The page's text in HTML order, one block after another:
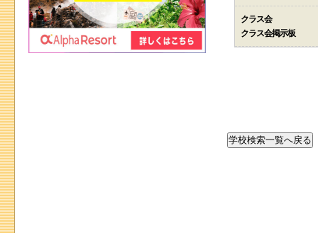
クラス会
クラス会掲示板